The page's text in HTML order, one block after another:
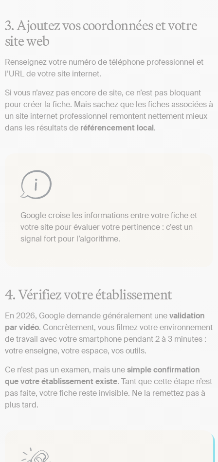
3. Ajoutez vos coordonnées et votre
site web
Renseignez votre numéro de téléphone professionnel et
l’URL de votre site internet.
Si vous n’avez pas encore de site, ce n’est pas bloquant
pour créer la fiche. Mais sachez que les fiches associées à
un site internet professionnel remontent nettement mieux
dans les résultats de référencement local.
Google croise les informations entre votre fiche et
votre site pour évaluer votre pertinence : c’est un
signal fort pour l’algorithme.
4. Vérifiez votre établissement
En 2026, Google demande généralement unevalidation
par vidéo. Concrètement, vous filmez votre environnement
de travail avec votre smartphone pendant 2 à 3 minutes :
votre enseigne, votre espace, vos outils.
Ce n’est pas un examen, mais unesimple confirmation
que votre établissement existe. Tant que cette étape n’est
pas faite, votre fiche reste invisible. Ne la remettez pas à
plus tard.